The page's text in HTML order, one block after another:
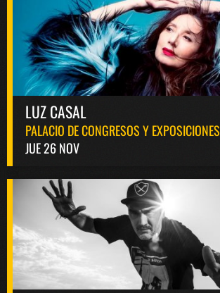
LUZ CASAL
PALACIO DE CONGRESOS Y EXPOSICIONES
JUE 26 NOV